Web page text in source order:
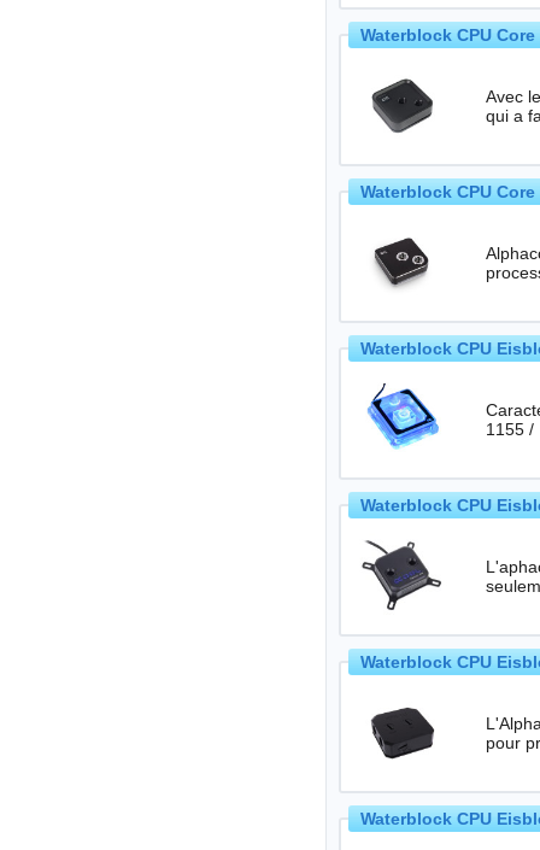
Waterblock CPU
Avec
qui a
Waterblock CPU
Waterblock CPU
Caractéristiques
1155 /
Waterblock CPU
Waterblock CPU
Waterblock CPU